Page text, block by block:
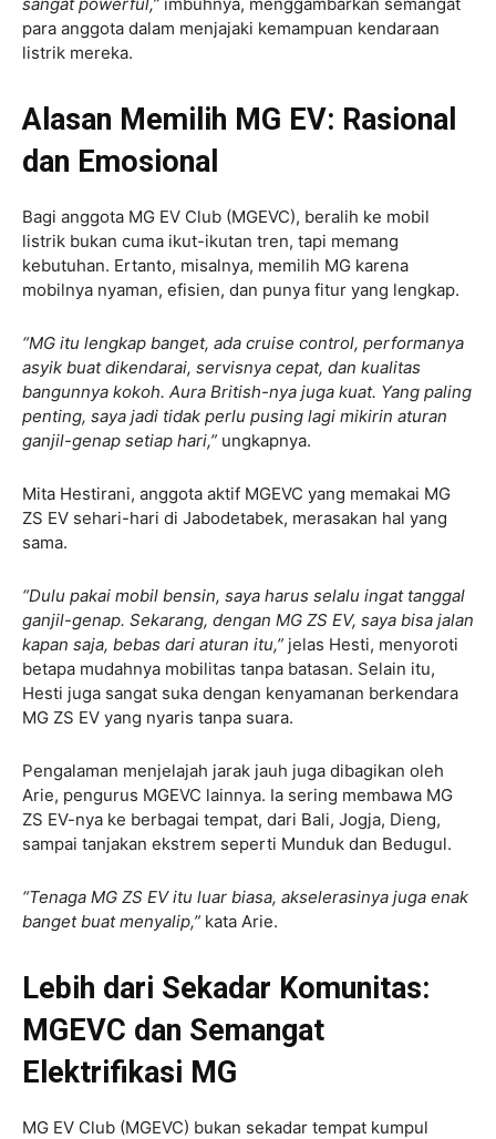
para anggota dalam menjajaki kemampuan kendaraan
listrik mereka.
Alasan Memilih MG EV: Rasional
dan Emosional
Bagi anggota MG EV Club (MGEVC), beralih ke mobil
listrik bukan cuma ikut-ikutan tren, tapi memang
kebutuhan. Ertanto, misalnya, memilih MG karena
mobilnya nyaman, efisien, dan punya fitur yang lengkap.
“MG itu lengkap banget, ada cruise control, performanya
asyik buat dikendarai, servisnya cepat, dan kualitas
bangunnya kokoh. Aura British-nya juga kuat. Yang paling
penting, saya jadi tidak perlu pusing lagi mikirin aturan
ganjil-genap setiap hari,” ungkapnya.
Mita Hestirani, anggota aktif MGEVC yang memakai MG
ZS EV sehari-hari di Jabodetabek, merasakan hal yang
sama.
“Dulu pakai mobil bensin, saya harus selalu ingat tanggal
ganjil-genap. Sekarang, dengan MG ZS EV, saya bisa jalan
kapan saja, bebas dari aturan itu,” jelas Hesti, menyoroti
betapa mudahnya mobilitas tanpa batasan. Selain itu,
Hesti juga sangat suka dengan kenyamanan berkendara
MG ZS EV yang nyaris tanpa suara.
Pengalaman menjelajah jarak jauh juga dibagikan oleh
Arie, pengurus MGEVC lainnya. Ia sering membawa MG
ZS EV-nya ke berbagai tempat, dari Bali, Jogja, Dieng,
sampai tanjakan ekstrem seperti Munduk dan Bedugul.
“Tenaga MG ZS EV itu luar biasa, akselerasinya juga enak
banget buat menyalip,” kata Arie.
Lebih dari Sekadar Komunitas:
MGEVC dan Semangat
Elektrifikasi MG
MG EV Club (MGEVC) bukan sekadar tempat kumpul